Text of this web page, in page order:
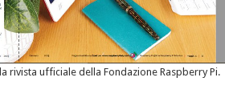
rivista ufficiale della Fondazione Raspberry Pi.